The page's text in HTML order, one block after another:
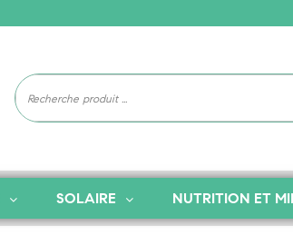
SOLAIRE NUTRITION ET